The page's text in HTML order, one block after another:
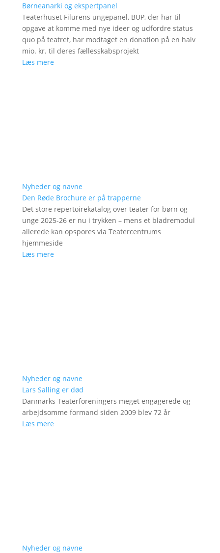
Børneanarki og ekspertpanel
Teaterhuset Filurens ungepanel, BUP, der har til
opgave at komme med nye ideer og udfordre status
quo på teatret, har modtaget en donation på en halv
mio. kr. til deres fællesskabsprojekt
Læs mere
Nyheder og navne
Den Røde Brochure er på trapperne
Det store repertoirekatalog over teater for børn og
unge 2025-26 er nu i trykken – mens et bladremodul
allerede kan opspores via Teatercentrums
hjemmeside
Læs mere
Nyheder og navne
Lars Salling er død
Danmarks Teaterforeningers meget engagerede og
arbejdsomme formand siden 2009 blev 72 år
Læs mere
Nyheder og navne